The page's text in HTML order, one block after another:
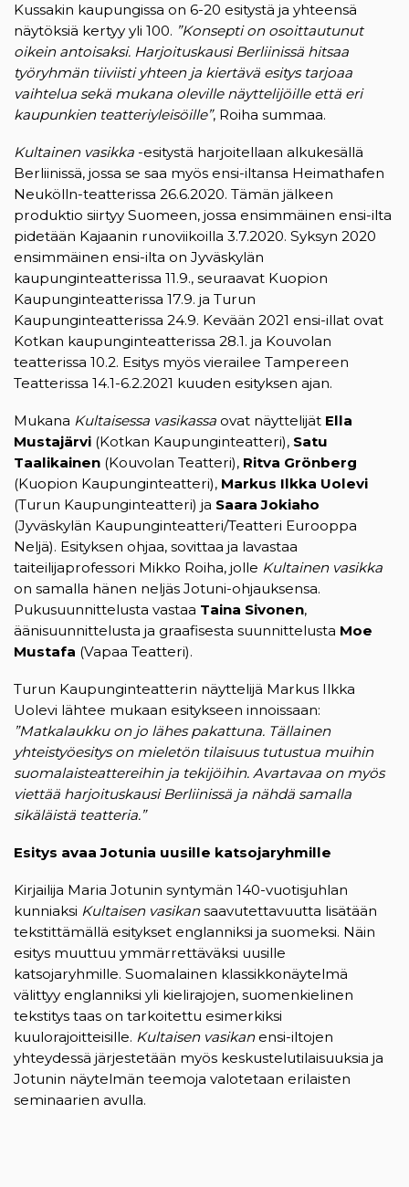
Kussakin kaupungissa on 6-20 esitystä ja yhteensä
näytöksiä kertyy yli 100. ”Konsepti on osoittautunut
oikein antoisaksi. Harjoituskausi Berliinissä hitsaa
työryhmän tiiviisti yhteen ja kiertävä esitys tarjoaa
vaihtelua sekä mukana oleville näyttelijöille että eri
kaupunkien teatteriyleisöille”, Roiha summaa.
Kultainen vasikka -esitystä harjoitellaan alkukesällä
Berliinissä, jossa se saa myös ensi-iltansa Heimathafen
Neukölln-teatterissa 26.6.2020. Tämän jälkeen
produktio siirtyy Suomeen, jossa ensimmäinen ensi-ilta
pidetään Kajaanin runoviikoilla 3.7.2020. Syksyn 2020
ensimmäinen ensi-ilta on Jyväskylän
kaupunginteatterissa 11.9., seuraavat Kuopion
Kaupunginteatterissa 17.9. ja Turun
Kaupunginteatterissa 24.9. Kevään 2021 ensi-illat ovat
Kotkan kaupunginteatterissa 28.1. ja Kouvolan
teatterissa 10.2. Esitys myös vierailee Tampereen
Teatterissa 14.1-6.2.2021 kuuden esityksen ajan.
Mukana Kultaisessa vasikassa ovat näyttelijät Ella
Mustajärvi (Kotkan Kaupunginteatteri), Satu
Taalikainen (Kouvolan Teatteri), Ritva Grönberg
(Kuopion Kaupunginteatteri), Markus Ilkka Uolevi
(Turun Kaupunginteatteri) ja Saara Jokiaho
(Jyväskylän Kaupunginteatteri/Teatteri Eurooppa
Neljä). Esityksen ohjaa, sovittaa ja lavastaa
taiteilijaprofessori Mikko Roiha, jolle Kultainen vasikka
on samalla hänen neljäs Jotuni-ohjauksensa.
Pukusuunnittelusta vastaa Taina Sivonen,
äänisuunnittelusta ja graafisesta suunnittelusta Moe
Mustafa (Vapaa Teatteri).
Turun Kaupunginteatterin näyttelijä Markus Ilkka
Uolevi lähtee mukaan esitykseen innoissaan:
”Matkalaukku on jo lähes pakattuna. Tällainen
yhteistyöesitys on mieletön tilaisuus tutustua muihin
suomalaisteattereihin ja tekijöihin. Avartavaa on myös
viettää harjoituskausi Berliinissä ja nähdä samalla
sikäläistä teatteria.”
Esitys avaa Jotunia uusille katsojaryhmille
Kirjailija Maria Jotunin syntymän 140-vuotisjuhlan
kunniaksi Kultaisen vasikansaavutettavuutta lisätään
tekstittämällä esitykset englanniksi ja suomeksi. Näin
esitys muuttuu ymmärrettäväksi uusille
katsojaryhmille. Suomalainen klassikkonäytelmä
välittyy englanniksi yli kielirajojen, suomenkielinen
tekstitys taas on tarkoitettu esimerkiksi
kuulorajoitteisille. Kultaisen vasikanensi-iltojen
yhteydessä järjestetään myös keskustelutilaisuuksia ja
Jotunin näytelmän teemoja valotetaan erilaisten
seminaarien avulla.